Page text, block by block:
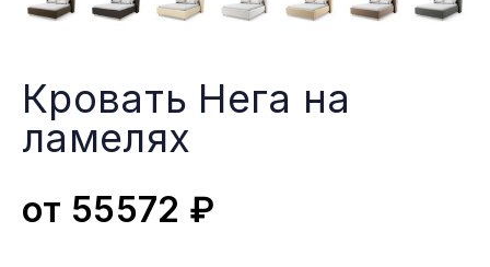
Кровать Нега на
ламеляx
от 55572 ₽